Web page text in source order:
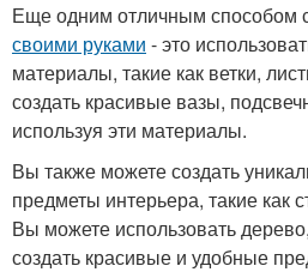
Еще одним отличным способом
своими руками - это
материалы, такие как ветки,
создать красивые вазы,
используя эти материалы.
Вы также можете создать
предметы интерьера, такие как
Вы можете использовать
создать красивые и удобные